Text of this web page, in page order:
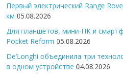
Первый электрический Range
км 05.08.2026
Для планшетов, мини-ПК и
Pocket Reform 05.08.2026
De’Longhi объединила три
в одном устройстве 04.08.2026